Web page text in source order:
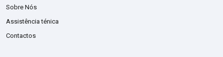
Sobre Nós
Assistência ténica
Contactos